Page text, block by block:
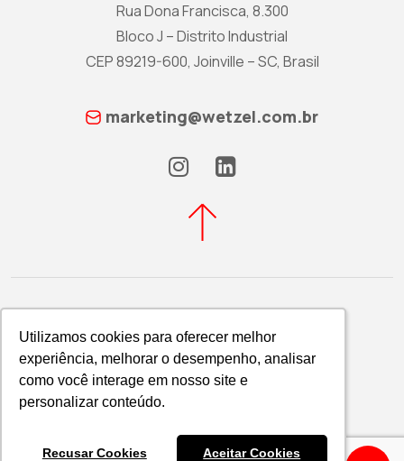
Utilizamos cookies para oferecer melhor
experiência, melhorar o desempenho, analisar
como você interage em nosso site e
personalizar conteúdo.
Recusar Cookies Aceitar Cookies
Utilizamos cookies para oferecer melhor
experiência, melhorar o desempenho, analisar
como você interage em nosso site e
personalizar conteúdo.
Recusar Cookies Aceitar Cookies
Rua Dona Francisca, 8.300
Bloco J – Distrito Industrial
CEP 89219-600, Joinville – SC, Brasil
marketing@wetzel.com.br
Política de Privacidade
WETZEL S/A © 2026